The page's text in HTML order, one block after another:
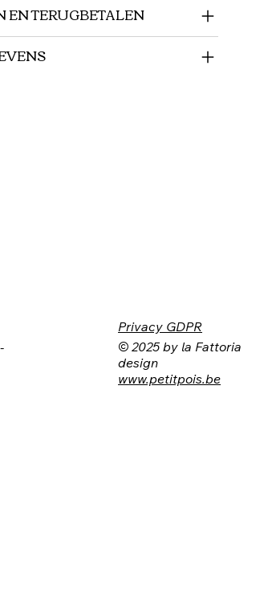
EN TERUGBETALEN
Privacy GDPR
© 2025 by la Fattoria
design
www.petitpois.be